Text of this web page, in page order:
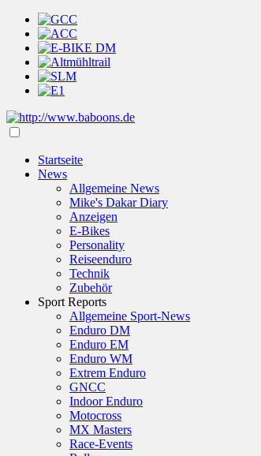
Startseite
News
Allgemeine News
Mike's Dakar Diary
Anzeigen
E-Bikes
Personality
Reiseenduro
Technik
Zubehör
Sport Reports
Allgemeine Sport-News
Enduro DM
Enduro EM
Enduro WM
Extrem Enduro
GNCC
Indoor Enduro
Motocross
MX Masters
Race-Events